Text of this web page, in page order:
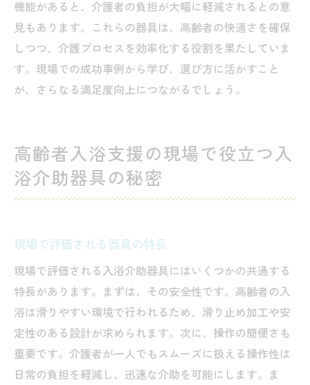
機能があると、介護者の負担が大幅に軽減されるとの意
見もあります。これらの器具は、高齢者の快適さを確保
しつつ、介護プロセスを効率化する役割を果たしていま
す。現場での成功事例から学び、選び方に活かすこと
が、さらなる満足度向上につながるでしょう。
高齢者入浴支援の現場で役立つ入
浴介助器具の秘密
現場で評価される器具の特長
現場で評価される入浴介助器具にはいくつかの共通する
特長があります。まずは、その安全性です。高齢者の入
浴は滑りやすい環境で行われるため、滑り止め加工や安
定性のある設計が求められます。次に、操作の簡便さも
重要です。介護者が一人でもスムーズに扱える操作性は
日常の負担を軽減し、迅速な介助を可能にします。ま